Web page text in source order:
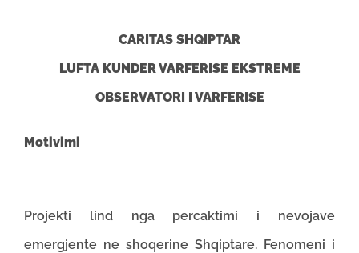
CARITAS SHQIPTAR
LUFTA KUNDER VARFERISE EKSTREME
OBSERVATORI I VARFERISE
Motivimi
Projekti lind nga percaktimi i nevojave
emergjente ne shoqerine Shqiptare. Fenomeni i